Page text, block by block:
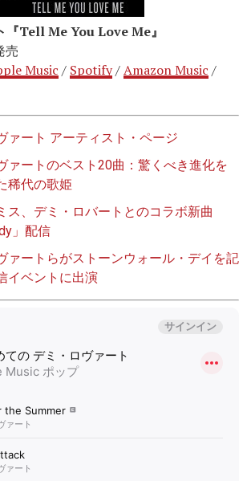
『Tell Me You Love Me』
売
Music / Spotify/Amazon Music /
ァート アーティスト・ページ
ァートのベスト20曲：驚くべき進化を
稀代の歌姫
ス、デミ・ロバートとのコラボ新曲
」配信
ァートらがストーンウォール・デイを記
イベントに出演